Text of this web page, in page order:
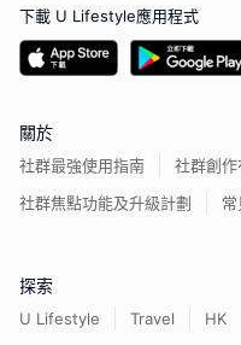
下載 U Lifestyle應用程式
關於
社群最強使用指南
社群創作
社群焦點功能及升級計劃
探索
U Lifestyle Travel HK